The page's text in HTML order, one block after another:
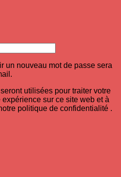
un nouveau mot de passe sera
utilisées pour traiter votre
sur ce site web et à
politique de confidentialité .